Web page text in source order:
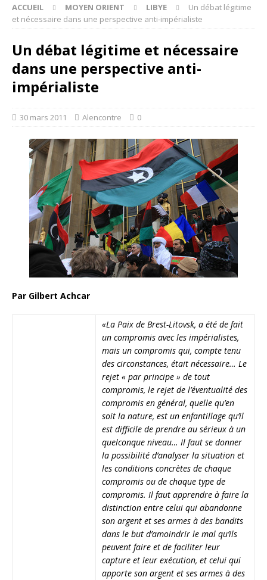
ACCUEIL MOYEN ORIENT LIBYE
Un débat légitime
et nécessaire dans une perspective anti-impérialiste
Un débat légitime et nécessaire
dans une perspective anti-
impérialiste
30 mars 2011 Alencontre 0
Par Gilbert Achcar
«La Paix de Brest-Litovsk, a été de fait
un compromis avec les impérialistes,
mais un compromis qui, compte tenu
des circonstances, était nécessaire… Le
rejet « par principe » de tout
compromis, le rejet de l’éventualité des
compromis en général, quelle qu’en
soit la nature, est un enfantillage qu’il
est difficile de prendre au sérieux à un
quelconque niveau… Il faut se donner
la possibilité d’analyser la situation et
les conditions concrètes de chaque
compromis ou de chaque type de
compromis. Il faut apprendre à faire la
distinction entre celui qui abandonne
son argent et ses armes à des bandits
dans le but d’amoindrir le mal qu’ils
peuvent faire et de faciliter leur
capture et leur exécution, et celui qui
apporte son argent et ses armes à des